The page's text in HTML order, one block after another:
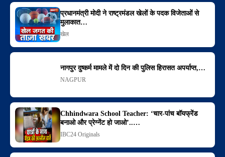
प्रधानमंत्री मोदी ने राष्ट्रमंडल खेलों के पदक विजेताओं से
मुलाकात…
खेल
नागपुर दुष्कर्म मामले में दो दिन की पुलिस हिरासत अपर्याप्त,…
NAGPUR
Chhindwara School Teacher: ‘चार-पांच बॉयफ्रेंड
बनाओ और प्रेग्नेंट हो जाओ’..…
IBC24 Originals